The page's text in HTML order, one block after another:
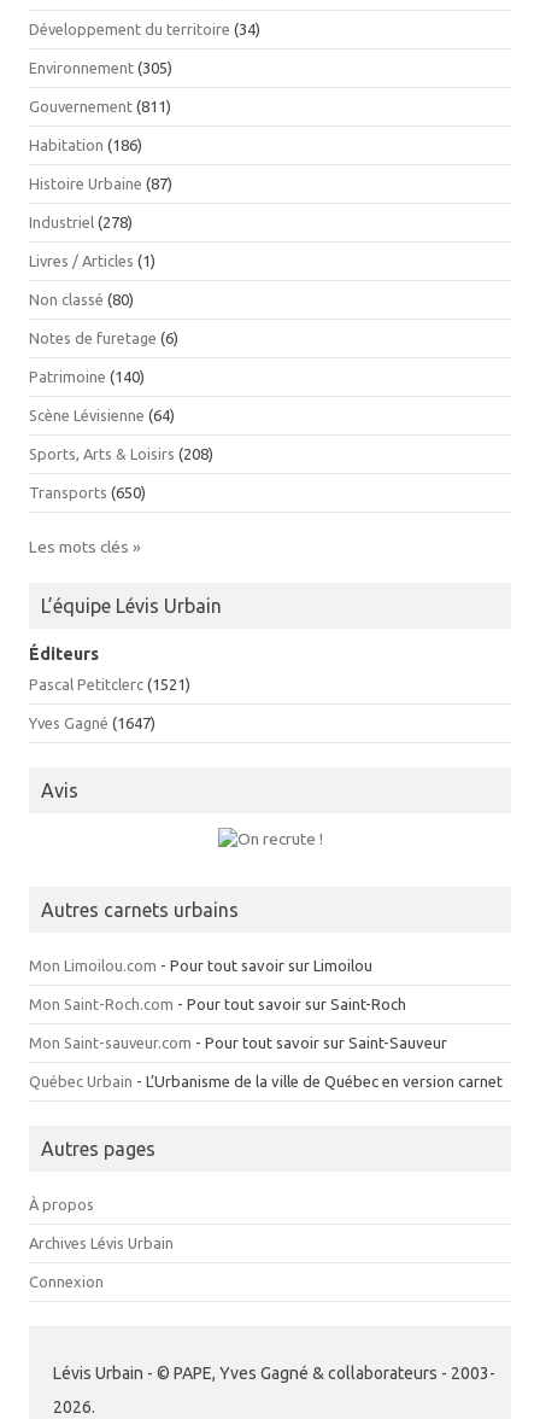
Développement du territoire (34)
Environnement (305)
Gouvernement (811)
Habitation (186)
Histoire Urbaine (87)
Industriel (278)
Livres / Articles (1)
Non classé (80)
Notes de furetage (6)
Patrimoine (140)
Scène Lévisienne (64)
Sports, Arts & Loisirs (208)
Transports (650)
Les mots clés »
L’équipe Lévis Urbain
Éditeurs
Pascal Petitclerc (1521)
Yves Gagné (1647)
Avis
Autres carnets urbains
Mon Limoilou.com - Pour tout savoir sur Limoilou
Mon Saint-Roch.com - Pour tout savoir sur Saint-Roch
Mon Saint-sauveur.com - Pour tout savoir sur Saint-Sauveur
Québec Urbain - L’Urbanisme de la ville de Québec en version carnet
Autres pages
À propos
Archives Lévis Urbain
Connexion
Lévis Urbain - © PAPE, Yves Gagné & collaborateurs - 2003-
2026.